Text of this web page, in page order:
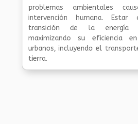
problemas ambientales
intervención humana.
transición de la energía
maximizando su eficiencia
urbanos, incluyendo el
tierra.